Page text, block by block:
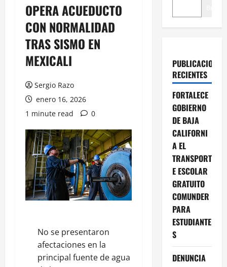
OPERA ACUEDUCTO
CON NORMALIDAD
TRAS SISMO EN
MEXICALI
Sergio Razo
enero 16, 2026
1 minute read
0
No se presentaron
afectaciones en la
principal fuente de agua
PUBLICACIONES
RECIENTES
FORTALECE
GOBIERNO
DE BAJA
CALIFORNI
A EL
TRANSPORT
E ESCOLAR
GRATUITO
COMUNDER
PARA
ESTUDIANTE
S
DENUNCIA